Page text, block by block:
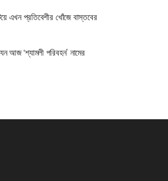
এখন প্রতিবেশীর খোঁজে বাস্তবের
আজ ‘শ্যামলী পরিবহন’ নামের